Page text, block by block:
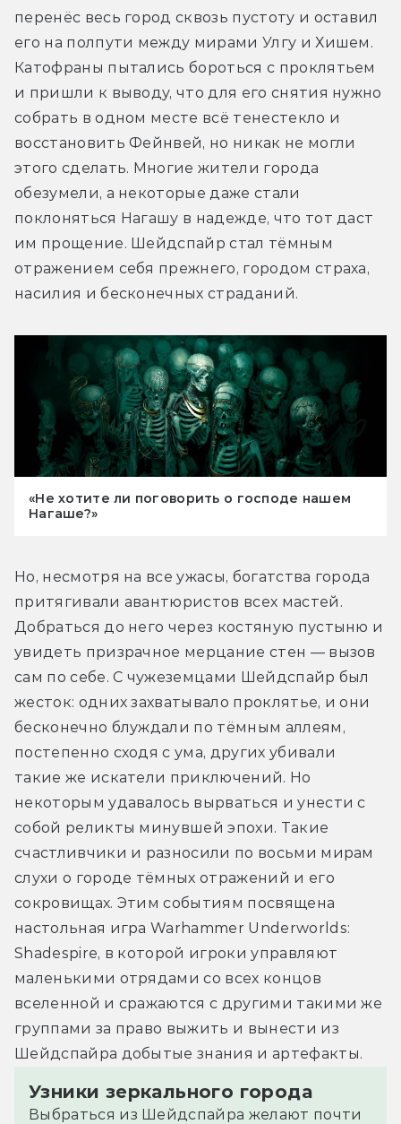
перенёс весь город сквозь пустоту и оставил
его на полпути между мирами Улгу и Хишем.
Катофраны пытались бороться с проклятьем
и пришли к выводу, что для его снятия нужно
собрать в одном месте всё тенестекло и
восстановить Фейнвей, но никак не могли
этого сделать. Многие жители города
обезумели, а некоторые даже стали
поклоняться Нагашу в надежде, что тот даст
им прощение. Шейдспайр стал тёмным
отражением себя прежнего, городом страха,
насилия и бесконечных страданий.
«Не хотите ли поговорить о господе нашем
Нагаше?»
Но, несмотря на все ужасы, богатства города
притягивали авантюристов всех мастей.
Добраться до него через костяную пустыню и
увидеть призрачное мерцание стен — вызов
сам по себе. С чужеземцами Шейдспайр был
жесток: одних захватывало проклятье, и они
бесконечно блуждали по тёмным аллеям,
постепенно сходя с ума, других убивали
такие же искатели приключений. Но
некоторым удавалось вырваться и унести с
собой реликты минувшей эпохи. Такие
счастливчики и разносили по восьми мирам
слухи о городе тёмных отражений и его
сокровищах. Этим событиям посвящена
настольная игра Warhammer Underworlds:
Shadespire, в которой игроки управляют
маленькими отрядами со всех концов
вселенной и сражаются с другими такими же
группами за право выжить и вынести из
Шейдспайра добытые знания и артефакты.
Узники зеркального города
Выбраться из Шейдспайра желают почти